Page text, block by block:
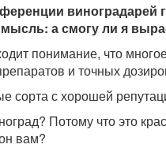
виноградарей
а смогу ли я
понимание, что
и точных
сорта с хорошей
Потому что это
вам?